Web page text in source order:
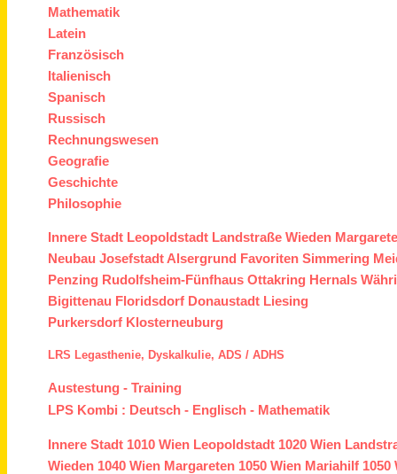
Mathematik
Latein
Französisch
Italienisch
Spanisch
Russisch
Rechnungswesen
Geografie
Geschichte
Philosophie
Innere Stadt Leopoldstadt Landstraße Wieden
Neubau Josefstadt Alsergrund Favoriten Simmering
Penzing Rudolfsheim-Fünfhaus Ottakring Hernals
Bigittenau Floridsdorf Donaustadt Liesing
Purkersdorf Klosterneuburg
LRS Legasthenie, Dyskalkulie, ADS / ADHS
Austestung -Training
LPS Kombi : Deutsch - Englisch - Mathematik
Innere Stadt 1010 Wien Leopoldstadt 1020 Wien
Wieden 1040 Wien Margareten 1050 Wien Mariahilf 1050